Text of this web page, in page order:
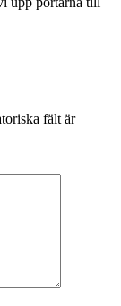
fält är